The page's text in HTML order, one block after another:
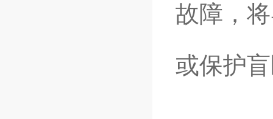
故障，
或保护